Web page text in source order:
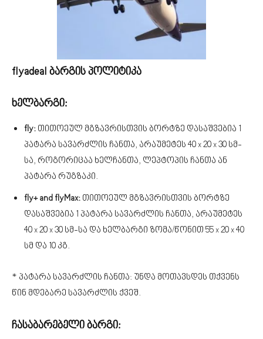
flyadeal ბარგის პოლიტიკა
ხელბარგი:
fly: თითოეულ მგზავრისთვის ბორტზე დასაშვებია 1
პატარა სავარძლის ჩანთა, არაუმეტეს 40 x 20 x 30 სმ-
სა, როგორიცაა ხელჩანთა, ლეპტოპის ჩანთა ან
პატარა რუგზაკი.
fly+ and flyMax: თითოეულ მგზავრისთვის ბორტზე
დასაშვებია 1 პატარა სავარძლის ჩანთა, არაუმეტეს
40 x 20 x 30 სმ-სა და ხელბარგი ზომა/წონით 55 x 20 x 40
სმ და 10 კგ.
* პატარა სავარძლის ჩანთა: უნდა მოთავსდეს თქვენს
წინ მდებარე სავარძლის ქვეშ.
ჩასაბარებელი ბარგი: